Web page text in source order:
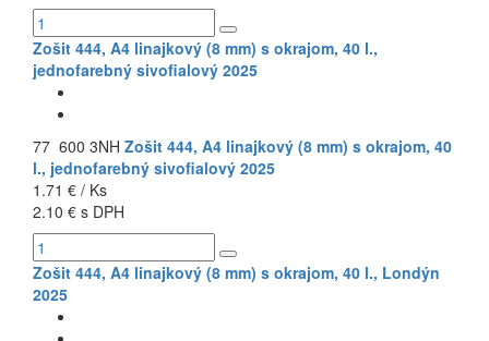
Zošit 444, A4 linajkový (8 mm) s okrajom, 40 l.,
jednofarebný sivofialový 2025
77 600 3NH Zošit 444, A4 linajkový (8 mm) s okrajom, 40
l., jednofarebný sivofialový 2025
1.71 € / Ks
2.10 € s DPH
Zošit 444, A4 linajkový (8 mm) s okrajom, 40 l., Londýn
2025